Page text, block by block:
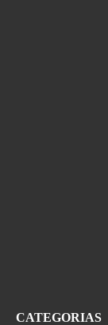
CATEGORIAS